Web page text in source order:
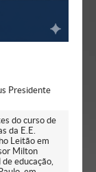
Presidente
do curso de
da E.E.
Leitão em
Milton
educação,